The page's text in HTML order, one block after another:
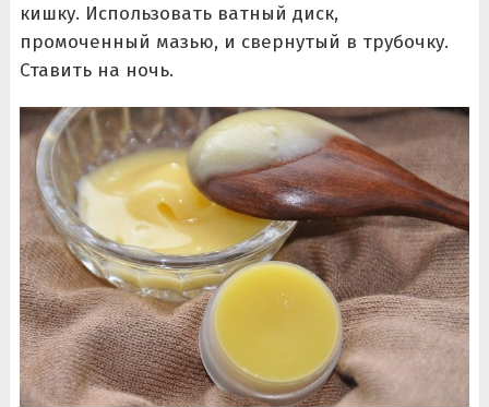
кишку. Использовать ватный диск,
промоченный мазью, и свернутый в трубочку.
Ставить на ночь.